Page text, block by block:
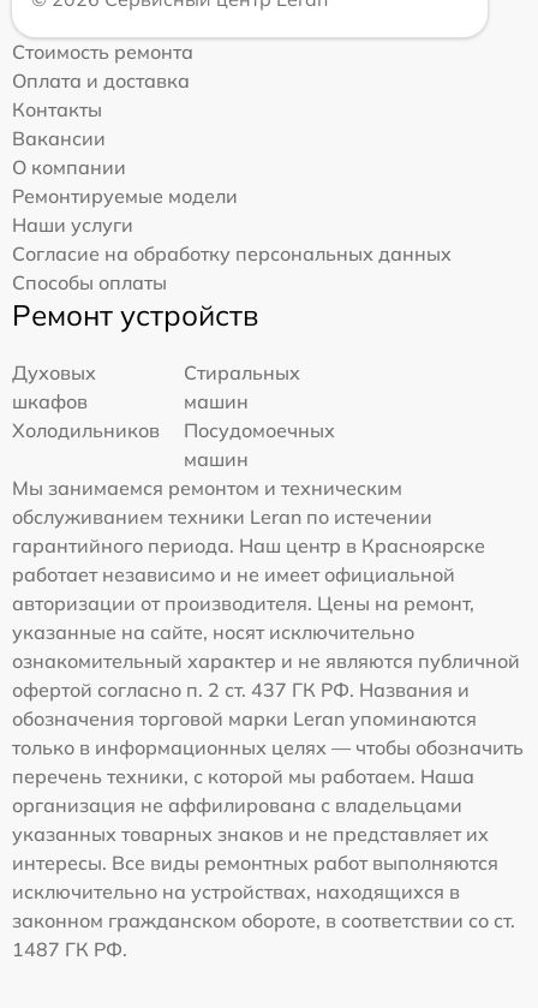
Стоимость ремонта
Оплата и доставка
Контакты
Вакансии
О компании
Ремонтируемые модели
Наши услуги
Согласие на обработку персональных данных
Способы оплаты
Ремонт устройств
Духовых
шкафов
Стиральных
машин
Холодильников
Посудомоечных
машин
Мы занимаемся ремонтом и техническим
обслуживанием техники Leran по истечении
гарантийного периода. Наш центр в Красноярске
работает независимо и не имеет официальной
авторизации от производителя. Цены на ремонт,
указанные на сайте, носят исключительно
ознакомительный характер и не являются публичной
офертой согласно п. 2 ст. 437 ГК РФ. Названия и
обозначения торговой марки Leran упоминаются
только в информационных целях — чтобы обозначить
перечень техники, с которой мы работаем. Наша
организация не аффилирована с владельцами
указанных товарных знаков и не представляет их
интересы. Все виды ремонтных работ выполняются
исключительно на устройствах, находящихся в
законном гражданском обороте, в соответствии со ст.
1487 ГК РФ.